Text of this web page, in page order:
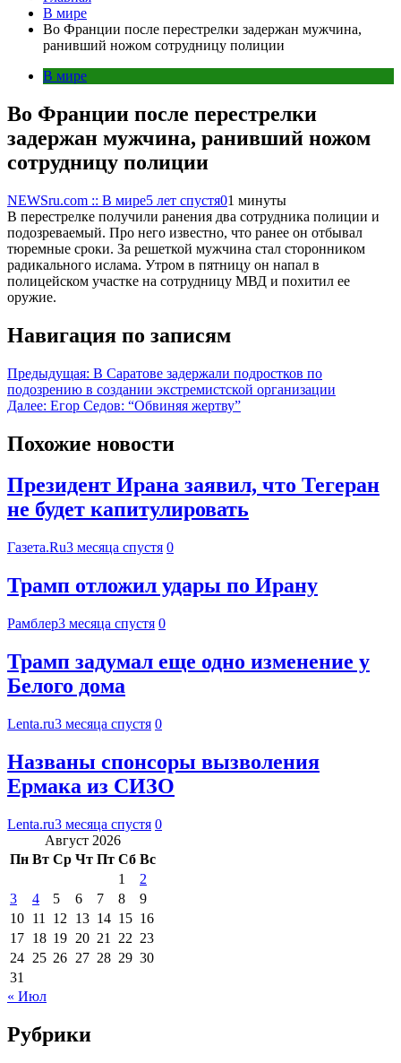
В мире
Во Франции после перестрелки задержан мужчина,
ранивший ножом сотрудницу полиции
В мире
Во Франции после перестрелки
задержан мужчина, ранивший ножом
сотрудницу полиции
NEWSru.com :: В мире5 лет спустя01 минуты
В перестрелке получили ранения два сотрудника полиции и
подозреваемый. Про него известно, что ранее он отбывал
тюремные сроки. За решеткой мужчина стал сторонником
радикального ислама. Утром в пятницу он напал в
полицейском участке на сотрудницу МВД и похитил ее
оружие.
Навигация по записям
Предыдущая: В Саратове задержали подростков по
подозрению в создании экстремистской организации
Далее: Егор Седов: “Обвиняя жертву”
Похожие новости
Президент Ирана заявил, что Тегеран
не будет капитулировать
Газета.Ru3 месяца спустя 0
Трамп отложил удары по Ирану
Рамблер3 месяца спустя 0
Трамп задумал еще одно изменение у
Белого дома
Lenta.ru3 месяца спустя 0
Названы спонсоры вызволения
Ермака из СИЗО
Lenta.ru3 месяца спустя 0
Август 2026
Пн Вт Ср Чт Пт Сб Вс
1
2
3
4 5 6 7 8
9
10 11 12 13 14 15 16
17 18 19 20 21 22 23
24 25 26 27 28 29 30
31
« Июл
Рубрики